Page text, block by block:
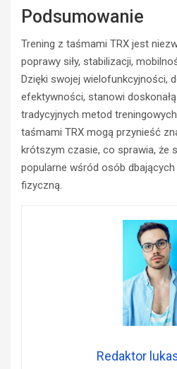
Podsumowanie
Trening z taśmami TRX jest
poprawy siły, stabilizacji,
Dzięki swojej wielofunkcyjności,
efektywności, stanowi
tradycyjnych metod
taśmami TRX mogą przynieść
krótszym czasie, co sprawia, że
popularne wśród osób
fizyczną.
Redaktor